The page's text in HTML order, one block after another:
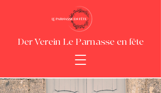
Der Verein Le Parnasse en fête